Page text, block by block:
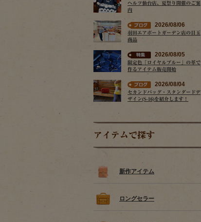
ヘルツ仙台店、夏祭り開催のご案
内
2026/08/06
羽田エアポートガーデン店の目玉
商品
2026/08/05
限定色「ロイヤルブルー」の革で
作るアイテム販売開始
2026/08/04
セカンドバッグ・スタンダードデ
ザイン(S-16)を紹介します！
アイテムで探す
新作アイテム
ロングセラー